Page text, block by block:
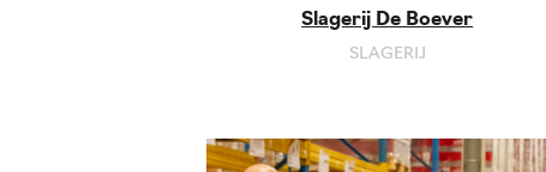
Slagerij De Boever
SLAGERIJ